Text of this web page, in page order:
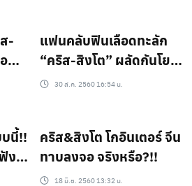
-
แฟนคลับฟินเลือดทะลัก
“คริส-สิงโต” ผลัดกันโยก
สุดมันส์ โชว์ของดีกันสุด
30 ส.ค. 2560 16:54 น.
นี้!!
ง
คริส&สิงโต โกอินเตอร์ จีน
ทาบลงจอ จริงหรือ?!!
18 มิ.ย. 2560 13:32 น.